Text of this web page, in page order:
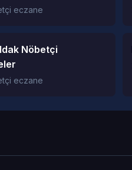
eczane
Nöbetçi
eczane